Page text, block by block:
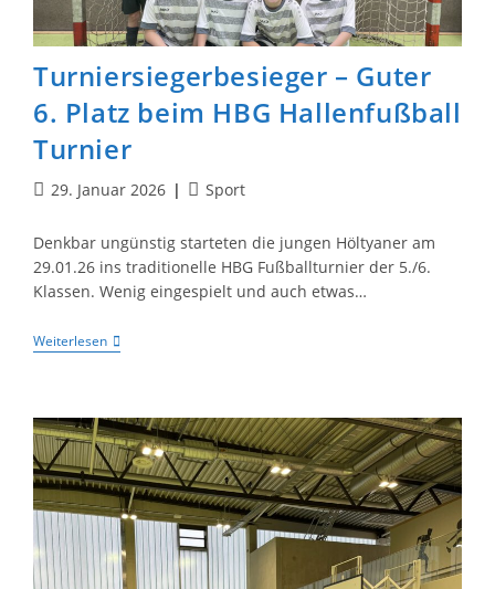
Turniersiegerbesieger – Guter
6. Platz beim HBG Hallenfußball
Turnier
Beitrag
29. Januar 2026
Beitrags-
Sport
Denkbar ungünstig starteten die jungen Höltyaner am
29.01.26 ins traditionelle HBG Fußballturnier der 5./6.
Klassen. Wenig eingespielt und auch etwas…
WeiterlesenTurniersiegerbesieger
–
Beim
HBG
Hallenfußball
Turnier